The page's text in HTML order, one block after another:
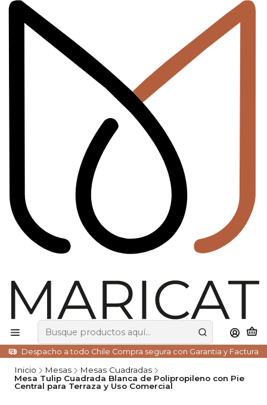
Despacho a todo Chile Compra segura con Garantia y Factura
Inicio Mesas
Mesas Cuadradas
Mesa Tulip Cuadrada Blanca de Polipropileno con Pie
Central para Terraza y Uso Comercial